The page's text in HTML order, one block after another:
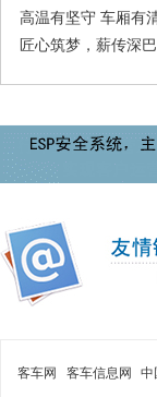
高温有坚守 车厢有
匠心筑梦，薪传深
客车网 客车信息网 中